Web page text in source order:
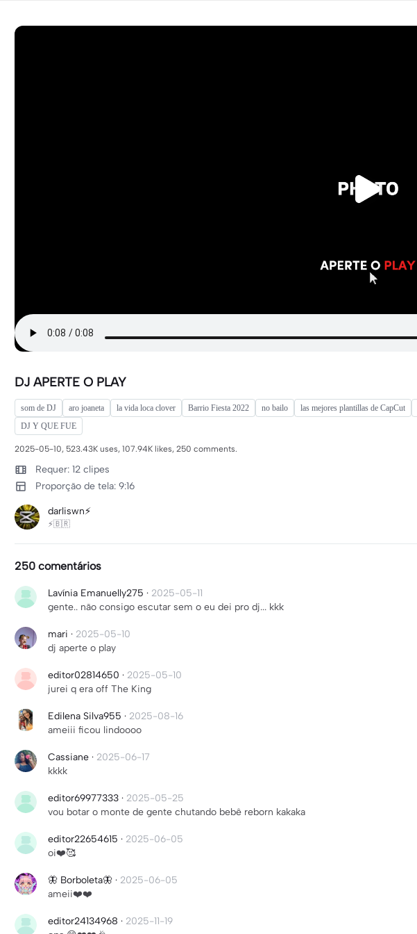
DJ APERTE O PLAY
som de DJ aro joaneta la vida loca clover Barrio Fiesta 2022 no bailo las mejores plantillas de CapCut
DJ Y QUE FUE
2025-05-10, 523.43K uses, 107.94K likes, 250 comments.
Requer: 12 clipes
Proporção de tela: 9:16
darliswn⚡️
⚡️🇧🇷
250 comentários
Lavínia Emanuelly275 · 2025-05-11
gente.. não consigo escutar sem o eu dei pro dj... kkk
mari · 2025-05-10
dj aperte o play
editor02814650 · 2025-05-10
jurei q era off The King
Edilena Silva955 · 2025-08-16
ameiii ficou lindoooo
Cassiane · 2025-06-17
kkkk
editor69977333 · 2025-05-25
vou botar o monte de gente chutando bebê reborn kakaka
editor22654615 · 2025-06-05
oi❤️🥰
🦋 Borboleta🦋 · 2025-06-05
ameii❤️❤️
editor24134968 · 2025-11-19